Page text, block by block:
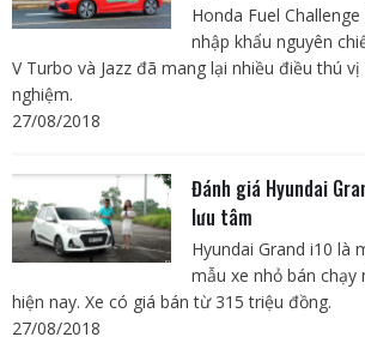
Honda Fuel
nhập khẩu nguyên
V Turbo và Jazz đã mang lại nhiều điều thú
nghiệm.
27/08/2018
Đánh giá Hyundai
lưu tâm
Hyundai Grand i10 là
mẫu xe nhỏ bán
hiện nay. Xe có giá bán từ 315 triệu đồng.
27/08/2018